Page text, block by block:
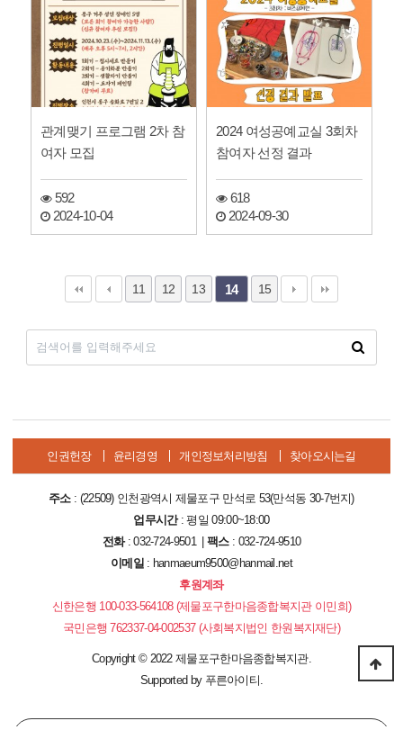
관계맺기 프로그램 2차 참
여자 모집
592
2024-10-04
2024 여성공예교실 3회차
참여자 선정 결과
618
2024-09-30
11 12 13 14 15
인권헌장 윤리경영 개인정보처리방침 찾아오시는길
주소: (22509) 인천광역시 제물포구 만석로 53(만석동 30-7번지)
업무시간: 평일 09:00~18:00
전화: 032-724-9501 |팩스: 032-724-9510
이메일 : hanmaeum9500@hanmail.net
후원계좌
신한은행 100-033-564108 (제물포구한마음종합복지관 이민희)
국민은행 762337-04-002537 (사회복지법인 한원복지재단)
Copyright ©2022 제물포구한마음종합복지관.
Supported by 푸른아이티.